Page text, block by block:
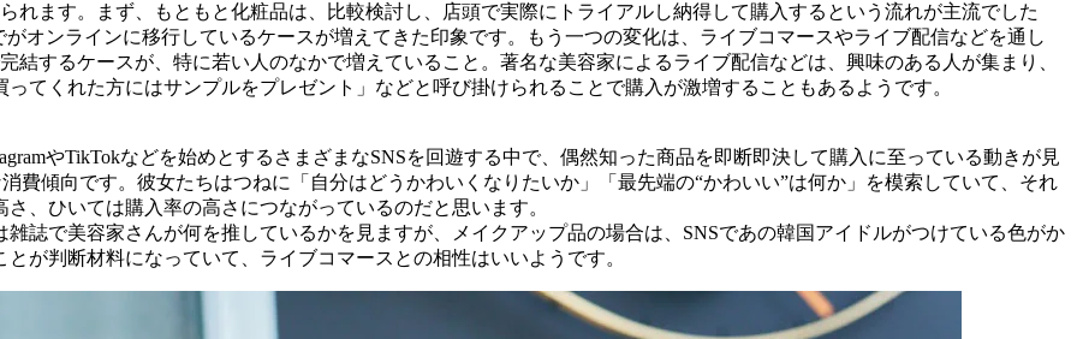
れます。まず、もともと化粧品は、比較検討し、店頭で実際にトライアルし納得して購入するという流れが主流でした
オンラインに移行しているケースが増えてきた印象です。もう一つの変化は、ライブコマースやライブ配信などを通し
するケースが、特に若い人のなかで増えていること。著名な美容家によるライブ配信などは、興味のある人が集まり、
てくれた方にはサンプルをプレゼント」などと呼び掛けられることで購入が激増することもあるようです。
やTikTokなどを始めとするさまざまなSNSを回遊する中で、偶然知った商品を即断即決して購入に至っている動きが見
費傾向です。彼女たちはつねに「自分はどうかわいくなりたいか」「最先端の“かわいい”は何か」を模索していて、それ
、ひいては購入率の高さにつながっているのだと思います。
誌で美容家さんが何を推しているかを見ますが、メイクアップ品の場合は、SNSであの韓国アイドルがつけている色がか
が判断材料になっていて、ライブコマースとの相性はいいようです。